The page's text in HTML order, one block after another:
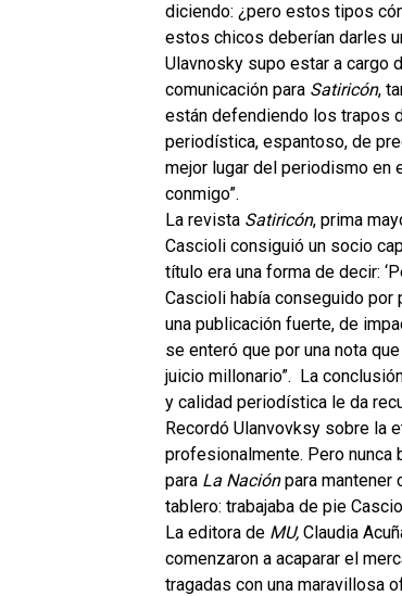
diciendo: ¿pero estos tipos
estos chicos deberían darles
Ulavnosky supo estar a cargo
comunicación para Satiricón,
están defendiendo los trapos
periodística, espantoso, de
mejor lugar del periodismo en
conmigo”.
La revista Satiricón, prima
Cascioli consiguió un socio
título era una forma de decir:
Cascioli había conseguido por
una publicación fuerte, de
se enteró que por una nota
juicio millonario”. La
y calidad periodística le da
Recordó Ulanvovksy sobre la
profesionalmente. Pero nunca
para La Naciónpara mantener
tablero: trabajaba de pie
La editora de MU, Claudia
comenzaron a acaparar el
tragadas con una maravillosa